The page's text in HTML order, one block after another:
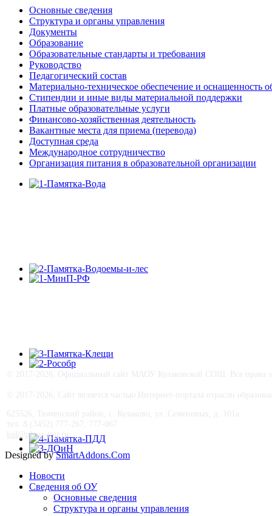
Основные сведения
Структура и органы управления
Документы
Образование
Образовательные стандарты и требования
Руководство
Педагогический состав
Материально-техническое обеспечение и оснащенность
Стипендии и иные виды материальной поддержки
Платные образовательные услуги
Финансово-хозяйственная деятельность
Вакантные места для приема (перевода)
Доступная среда
Международное сотрудничество
Организация питания в образовательной организации
kul@obraz-tmr.ru
Designed bySmartAddons.Com
Новости
Сведения об ОУ
Основные сведения
Структура и органы управления